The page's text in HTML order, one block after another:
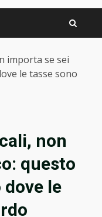
importa se sei
le tasse sono
non
questo
dove le